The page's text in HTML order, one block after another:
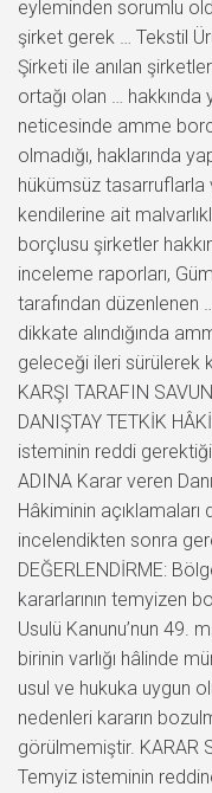
eyleminden sorumlu
şirket gerek … Tekstil
Şirketi ile anılan
ortağı olan … hakkında
neticesinde amme
olmadığı, haklarında
hükümsüz tasarruflarla
kendilerine ait
borçlusu şirketler
inceleme raporları,
tarafından düzenlenen
dikkate alındığında
geleceği ileri sürülerek
KARŞI TARAFIN
DANIŞTAY TETKİK
isteminin reddi
ADINA Karar veren
Hâkiminin
incelendikten sonra
DEĞERLENDİRME:
kararlarının temyizen
Usulü Kanunu’nun 49.
birinin varlığı hâlinde
usul ve hukuka uygun
nedenleri kararın
görülmemiştir. KARAR
Temyiz isteminin